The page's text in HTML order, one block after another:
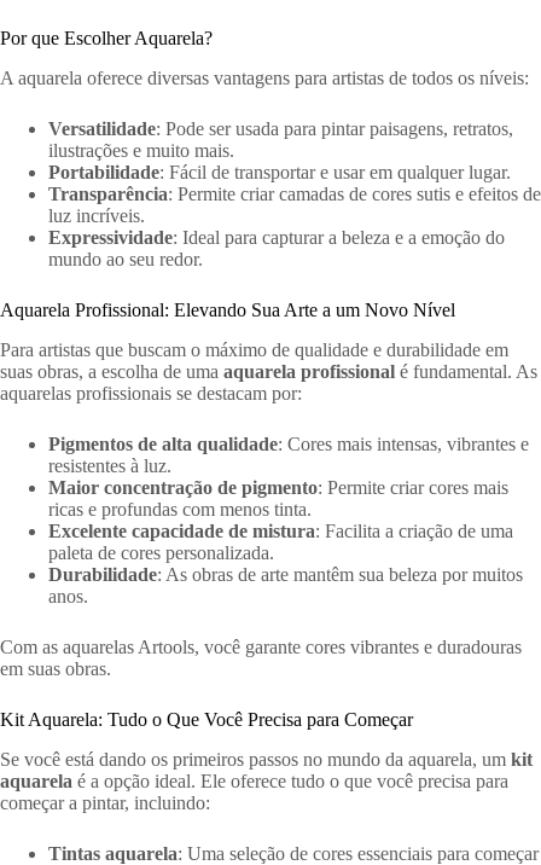
Por que Escolher Aquarela?
A aquarela oferece diversas vantagens para artistas de todos os níveis:
Versatilidade: Pode ser usada para pintar paisagens, retratos,
ilustrações e muito mais.
Portabilidade: Fácil de transportar e usar em qualquer lugar.
Transparência: Permite criar camadas de cores sutis e efeitos de
luz incríveis.
Expressividade: Ideal para capturar a beleza e a emoção do
mundo ao seu redor.
Aquarela Profissional: Elevando Sua Arte a um Novo Nível
Para artistas que buscam o máximo de qualidade e durabilidade em
suas obras, a escolha de uma aquarela profissional é fundamental. As
aquarelas profissionais se destacam por:
Pigmentos de alta qualidade: Cores mais intensas, vibrantes e
resistentes à luz.
Maior concentração de pigmento: Permite criar cores mais
ricas e profundas com menos tinta.
Excelente capacidade de mistura: Facilita a criação de uma
paleta de cores personalizada.
Durabilidade: As obras de arte mantêm sua beleza por muitos
anos.
Com as aquarelas Artools, você garante cores vibrantes e duradouras
em suas obras.
Kit Aquarela: Tudo o Que Você Precisa para Começar
Se você está dando os primeiros passos no mundo da aquarela, um kit
aquarela é a opção ideal. Ele oferece tudo o que você precisa para
começar a pintar, incluindo:
Tintas aquarela: Uma seleção de cores essenciais para começar